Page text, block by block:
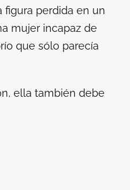
figura perdida en un
mujer incapaz de
que sólo parecía
ella también debe